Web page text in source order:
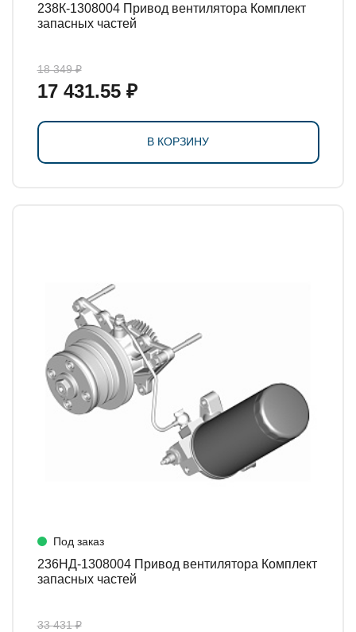
238К-1308004 Привод вентилятора Комплект
запасных частей
18 349 ₽
17 431.55 ₽
В КОРЗИНУ
Под заказ
236НД-1308004 Привод вентилятора Комплект
запасных частей
33 431 ₽